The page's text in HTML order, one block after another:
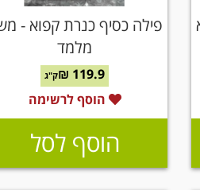
פילה כסיף כנרת קפוא -
מלמד
119.9 ₪ ק"ג
הוסף לרשימה
הוסף לסל